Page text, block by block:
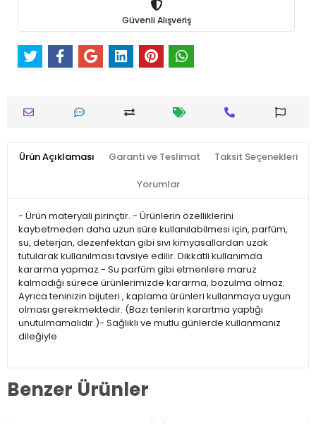
Güvenli Alışveriş
Ürün Açıklaması Garanti ve Teslimat Taksit Seçenekleri
Yorumlar
- Ürün materyali pirinçtir. - Ürünlerin özelliklerini
kaybetmeden daha uzun süre kullanılabilmesi için, parfüm,
su, deterjan, dezenfektan gibi sıvı kimyasallardan uzak
tutularak kullanılması tavsiye edilir. Dikkatli kullanımda
kararma yapmaz.- Su parfüm gibi etmenlere maruz
kalmadığı sürece ürünlerimizde kararma, bozulma olmaz.
Ayrıca teninizin bijuteri , kaplama ürünleri kullanmaya uygun
olması gerekmektedir. (Bazı tenlerin karartma yaptığı
unutulmamalıdır.)- Sağlıklı ve mutlu günlerde kullanmanız
dileğiyle
Benzer Ürünler